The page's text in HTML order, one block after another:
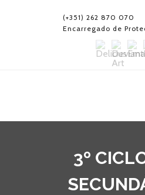
(+351) 262 870 070
Encarregado de
3º